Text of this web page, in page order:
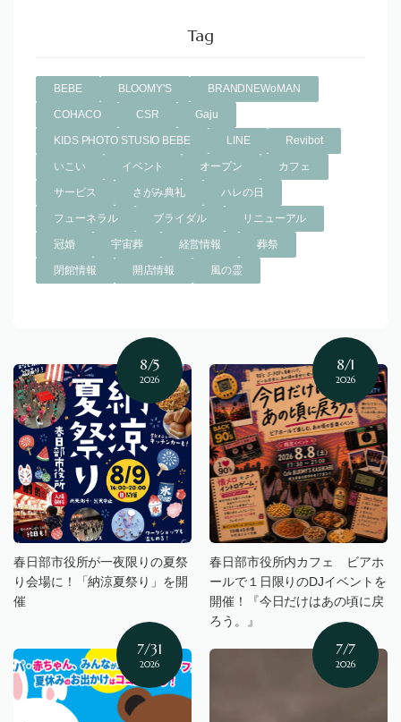
Tag
BEBE BLOOMY'S BRANDNEWoMAN
COHACO CSR Gaju
KIDS PHOTO STUSIO BEBE LINE Revibot
いこい イベント オープン カフェ
サービス さがみ典礼 ハレの日
フューネラル ブライダル リニューアル
冠婚 宇宙葬 経営情報 葬祭
閉館情報 開店情報 風の霊
8/5
2026
春日部市役所が一夜限りの夏祭
り会場に！「納涼夏祭り」を開
催
8/1
2026
春日部市役所内カフェ ビアホ
ールで１日限りのDJイベントを
開催！『今日だけはあの頃に戻
ろう。』
7/31
2026
7/7
2026